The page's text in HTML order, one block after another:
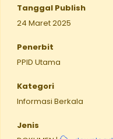
Tanggal Publish
24 Maret 2025
Penerbit
PPID Utama
Kategori
Informasi Berkala
Jenis